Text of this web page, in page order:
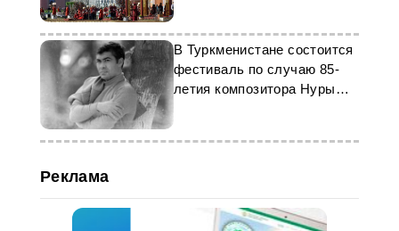
В Туркменистане состоится
фестиваль по случаю 85-
летия композитора Нуры
Реклама